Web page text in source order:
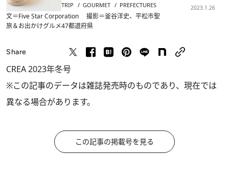
TRIP GOURMET PREFECTURES 2023.1.26
文＝Five Star Corporation 撮影＝釜谷洋史、平松市聖
旅＆お出かけグルメ47都道府県
Share
CREA 2023年冬号
※この記事のデータは雑誌発売時のものであり、現在では
異なる場合があります。
この記事の掲載号を見る